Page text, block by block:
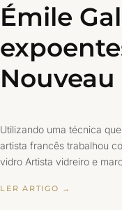
Émile
Nouveau
Utilizando uma técnica
artista francês trabalhou
vidro Artista vidreiro e
LER ARTIGO →